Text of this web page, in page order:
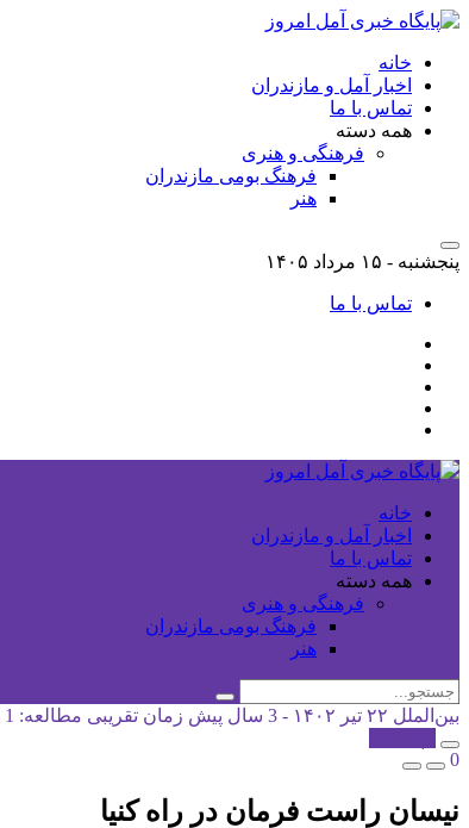
خانه
اخبار آمل و مازندران
تماس با ما
همه دسته
فرهنگی و هنری
فرهنگ بومی مازندران
هنر
پنجشنبه - ۱۵ مرداد ۱۴۰۵
تماس با ما
خانه
اخبار آمل و مازندران
تماس با ما
همه دسته
فرهنگی و هنری
فرهنگ بومی مازندران
هنر
بین‌الملل ۲۲ تیر ۱۴۰۲ - 3 سال پیش
زمان تقریبی مطالعه: 1 دقیقه
0
نیسان راست فرمان در راه کنیا